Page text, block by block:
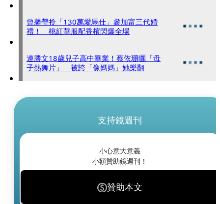
曾馨瑩拎「130萬愛馬仕」參加富三代婚
禮！ 桃紅華服配香檳閃爆全場
連勝文18歲兒子高中畢業！蔡依珊曬「母
子熱舞片」 被誇「像媽媽」她樂翻
支持鏡週刊
小心意大意義
小額贊助鏡週刊！
贊助本文